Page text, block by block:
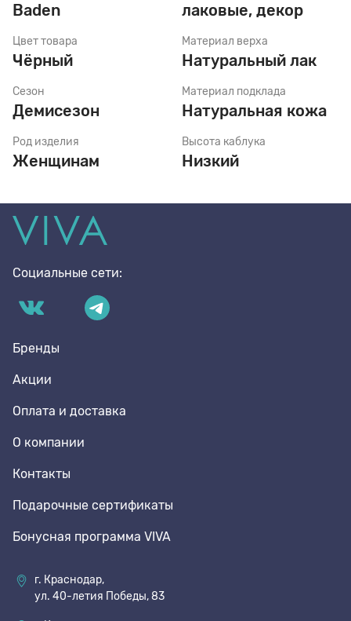
Baden
Цвет товара
Чёрный
Сезон
Демисезон
Род изделия
Женщинам
лаковые, декор
Материал верха
Натуральный лак
Материал подклада
Натуральная кожа
Высота каблука
Низкий
Социальные сети:
Бренды
Акции
Оплата и доставка
О компании
Контакты
Подарочные сертификаты
Бонусная программа VIVA
г. Краснодар,
ул. 40-летия Победы, 83